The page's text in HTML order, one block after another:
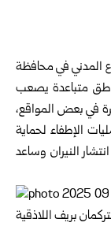
المدني في محافظة
متباعدة يصعب
في بعض المواقع،
الإطفاء لحماية
النيران وساعد